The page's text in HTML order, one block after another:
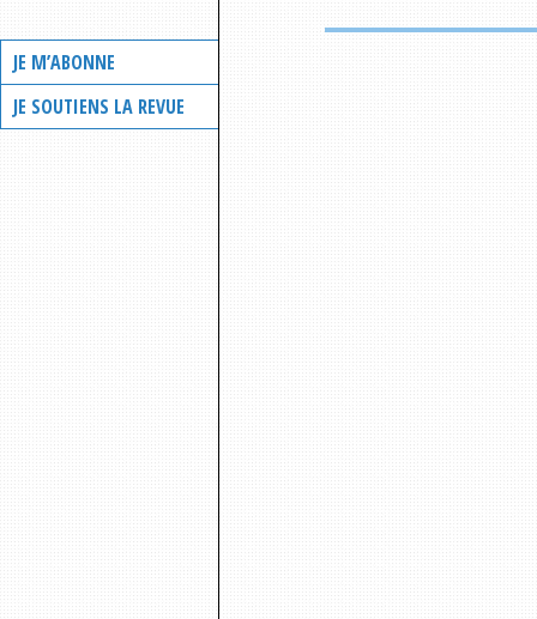
JE M’ABONNE
JE SOUTIENS LA REVUE